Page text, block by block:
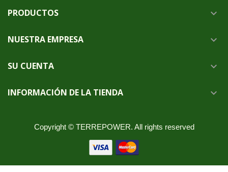
PRODUCTOS 
NUESTRA EMPRESA 
SU CUENTA 
INFORMACIÓN DE LA TIENDA 
Copyright © TERREPOWER. All rights reserved